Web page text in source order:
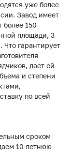
уже более
Завод имеет
более 150
площади, 3
Что гарантирует
дает ей
и степени
по всей
сроком
10-летнюю